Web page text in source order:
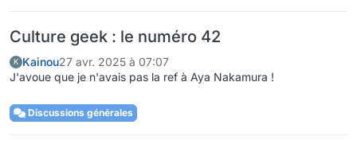
Culture geek : le numéro 42
K Kainou27 avr. 2025 à 07:07
J'avoue que je n'avais pas la ref à Aya Nakamura !
Discussions générales